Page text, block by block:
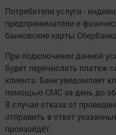
Потребители услуги -
предприниматели и
банковские карты
При подключении данной
будет перечислять платеж
клиента. Банк уведомляет
помощью СМС за день до
В случае отказа от
отправить в ответ
произойдёт.